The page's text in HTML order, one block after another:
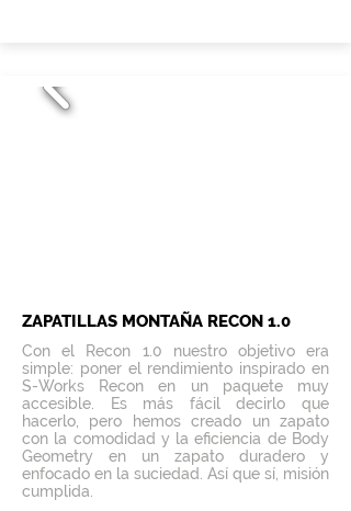
ZAPATILLAS MONTAÑA RECON 1.0
Con el Recon 1.0 nuestro objetivo era
simple: poner el rendimiento inspirado en
S-Works Recon en un paquete muy
accesible. Es más fácil decirlo que
hacerlo, pero hemos creado un zapato
con la comodidad y la eficiencia de Body
Geometry en un zapato duradero y
enfocado en la suciedad. Así que sí, misión
cumplida.